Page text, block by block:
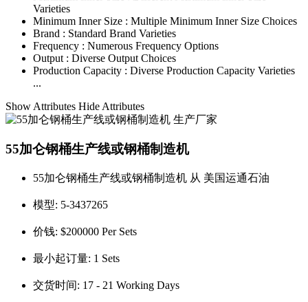
Varieties
Minimum Inner Size : Multiple Minimum Inner Size Choices
Brand : Standard Brand Varieties
Frequency : Numerous Frequency Options
Output : Diverse Output Choices
Production Capacity : Diverse Production Capacity Varieties
...
Show Attributes Hide Attributes
55加仑钢桶生产线或钢桶制造机
55加仑钢桶生产线或钢桶制造机 从 美国运通石油
模型: 5-3437265
价钱: $200000 Per Sets
最小起订量: 1 Sets
交货时间: 17 - 21 Working Days